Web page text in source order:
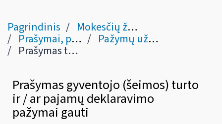
Pagrindinis Mokesčių žinynas
Prašymai, pažymos ir mokėjimo duomenys Pažymų užsakymas ir prašymų teikimas
Prašymas turto ir pajamų deklaracijų pagrindinių duomenų išrašams gauti
Prašymas gyventojo (šeimos) turto
ir / ar pajamų deklaravimo
pažymai gauti